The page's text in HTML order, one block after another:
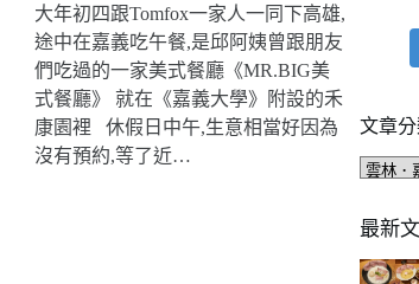
大年初四跟Tomfox一家人一同下高雄,
途中在嘉義吃午餐,是邱阿姨曾跟朋友
們吃過的一家美式餐廳《MR.BIG美
式餐廳》 就在《嘉義大學》附設的禾
康園裡 休假日中午,生意相當好因為
沒有預約,等了近…
文章
文
分
類
最新